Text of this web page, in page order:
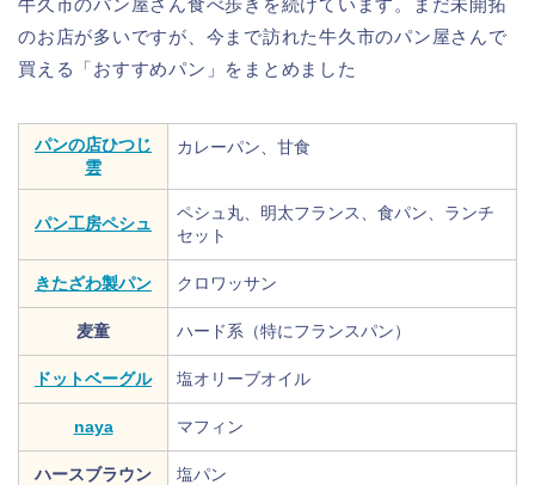
のお店が多いですが、今まで訪れた牛久市のパン屋さんで
買える「おすすめパン」をまとめました
パンの店ひつじ
雲
カレーパン、甘食
パン工房ペシュ
ペシュ丸、明太フランス、食パン、ランチ
セット
きたざわ製パン クロワッサン
麦童 ハード系（特にフランスパン）
ドットベーグル 塩オリーブオイル
naya マフィン
ハースブラウン 塩パン